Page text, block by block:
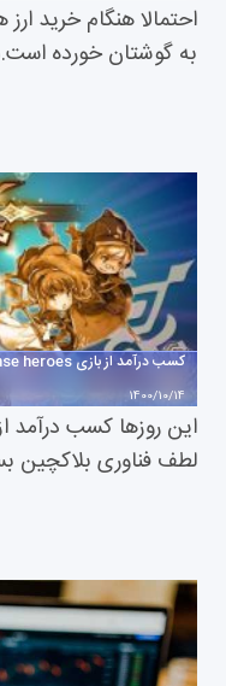
به گوشتان خورده
کسب درآمد از بازی crazy defense heroes
1400/10/14
این روزها کسب درآمد
لطف فناوری بلاکچین